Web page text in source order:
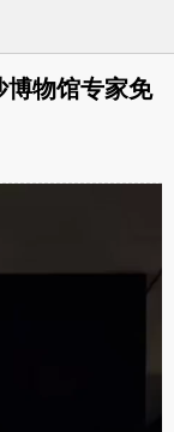
博物馆专家免